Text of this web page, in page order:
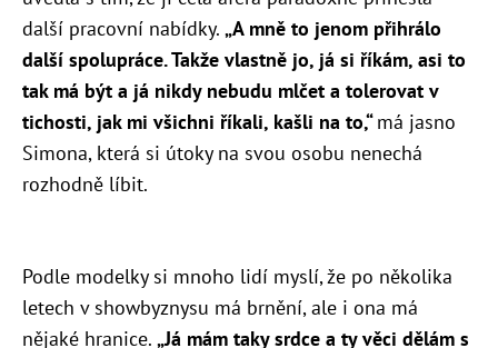
další pracovní nabídky. „A mně to jenom přihrálo
další spolupráce. Takže vlastně jo, já si říkám, asi to
tak má být a já nikdy nebudu mlčet a tolerovat v
tichosti, jak mi všichni říkali, kašli na to,“má jasno
Simona, která si útoky na svou osobu nenechá
rozhodně líbit.
Podle modelky si mnoho lidí myslí, že po několika
letech v showbyznysu má brnění, ale i ona má
nějaké hranice. „Já mám taky srdce a ty věci dělám s